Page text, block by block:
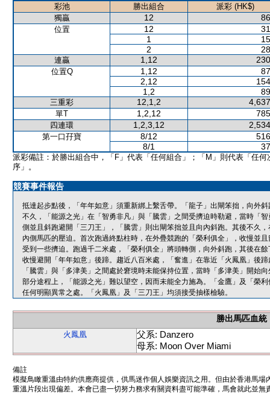
彩池 勝出組合
派彩 (HK$)
獨贏
12
位置 12
1
2
連贏 1,12
位置Q 1,12
2,12
1,2
三重彩 12,1,2
單T 1,2,12
四連環 1,2,3,12
第一口孖寶 8/12
8/1
派彩備註：於勝出組合中，「F」代表「任何組合」；「M」則代表「任何
序」。
競賽事件報告
抵達起步點後，「年年如意」須重新綁上繫舌帶。「龍子」出閘笨拙，向外
不久，「能源之光」在「智勇非凡」與「騰雲」之間受擠迫時勒避，當時「
側並且斜跑避開「三刀王」，「騰雲」則出閘笨拙並且向內斜跑。其後不久
內側馬匹的壓迫。首次跑過終點柱時，在外疊競跑的「榮利俱全」，收慢並
受到一些擠迫。跑過千二米處，「榮利俱全」將頭轉側，向外斜跑，其後在
收慢避開「年年如意」後蹄。趨近八百米處，「奮進」在靠近「火鳳凰」後
「騰雲」與「多津美」之間處於窘境時未能保持位置，當時「多津美」開始
部分途程上，「能源之光」難以望空，因而未能全力施為。「金鷹」及「榮
任何明顯異常之處。「火鳳凰」及「三刀王」均須接受抽樣檢驗。
勝出馬匹血統
火鳳凰
父系: Danzero
母系: Moon Over Miami
備註
模擬鳥瞰重溫由特約供應商提供，供馬迷作個人娛樂資訊之用。但由於香港馬
重溫片段出現偏差。本會已盡一切努力務求有關資料盡可能準確，馬會就此並